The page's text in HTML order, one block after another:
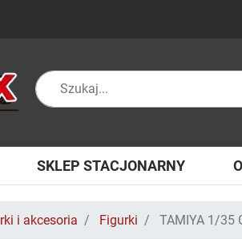
SKLEP STACJONARNY
i akcesoria Figurki TAMIYA 1/35